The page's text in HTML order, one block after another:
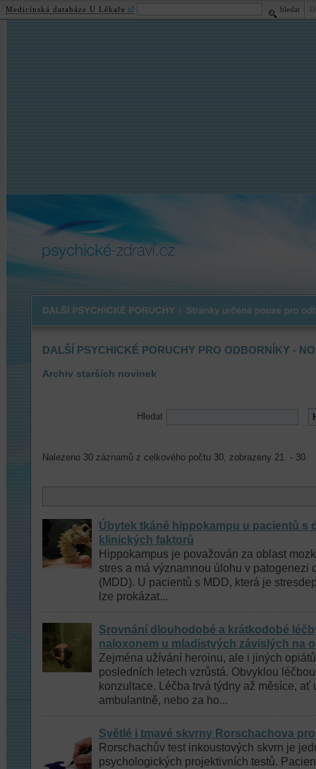
psychické-zdraví.cz
Další psychické poruchy | Stránky určené pouze pro
DALŠÍ PSYCHICKÉ PORUCHY PRO ODBORNÍKY -
Archiv starších novinek
Hledat
Nalezeno 30 záznamů z celkového počtu 30, zobrazeny 21. - 30.
Úbytek tkáně hippokampu u pacientů s
klinických faktorů
Hippokampus je považován za oblast
stres a má významnou úlohu v patogenezi
(MDD). U pacientů s MDD, která je
lze prokázat...
Srovnání dlouhodobé a krátkodobé
naloxonem u mladistvých závislých na
Zejména užívání heroinu, ale i jiných
posledních letech vzrůstá. Obvyklou
konzultace. Léčba trvá týdny až měsíce, ať
ambulantně, nebo za ho...
Světlé i tmavé skvrny Rorschachova
Rorschachův test inkoustových skvrn je
psychologických projektivních testů.
Medicínská databáze U Lékaře hledat